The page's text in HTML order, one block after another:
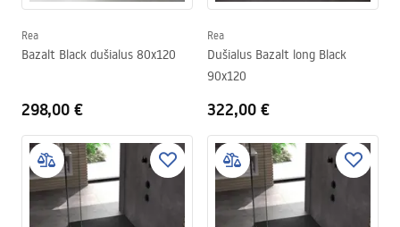
Rea
Bazalt Black dušialus 80x120
298,00 €
Rea
Dušialus Bazalt long Black
90x120
322,00 €